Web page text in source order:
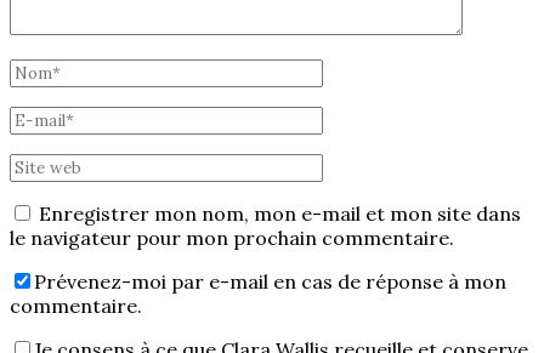
Enregistrer mon nom, mon e-mail et mon site dans
le navigateur pour mon prochain commentaire.
Prévenez-moi par e-mail en cas de réponse à mon
commentaire.